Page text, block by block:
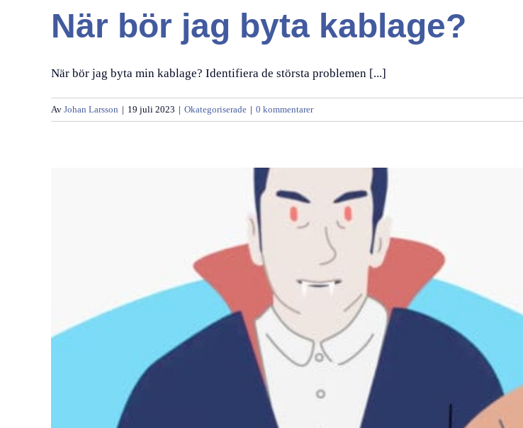
När bör jag byta kablage?
När bör jag byta min kablage? Identifiera de största problemen [...]
Av Johan Larsson | 19 juli 2023 | Okategoriserade | 0 kommentarer